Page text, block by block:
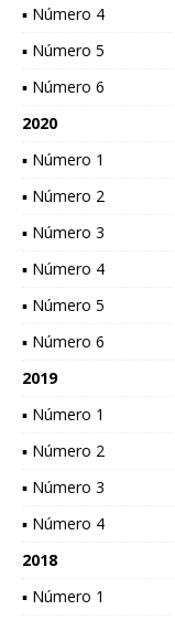
▪ Número 4
▪ Número 5
▪ Número 6
2020
▪ Número 1
▪ Número 2
▪ Número 3
▪ Número 4
▪ Número 5
▪ Número 6
2019
▪ Número 1
▪ Número 2
▪ Número 3
▪ Número 4
2018
▪ Número 1